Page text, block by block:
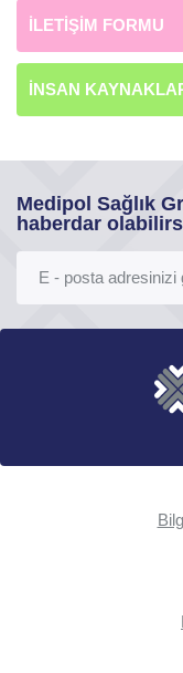
İLETİŞİM FORMU
İNSAN
Medipol Sağlık
haberdar